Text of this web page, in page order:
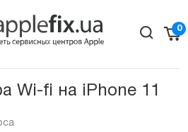
0
Wi-fi на iPhone 11